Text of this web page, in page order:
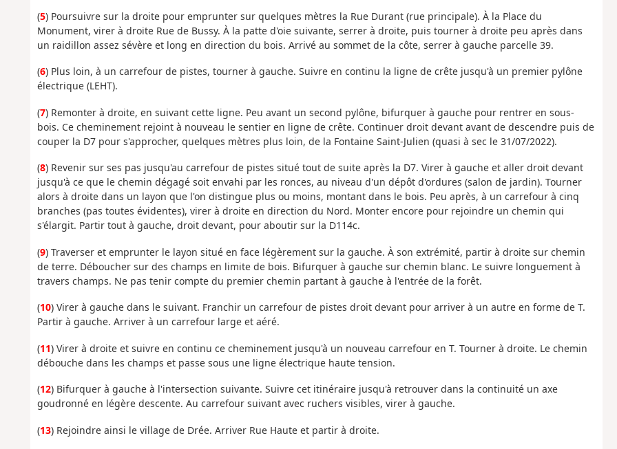
(5) Poursuivre sur la droite pour emprunter sur quelques mètres la Rue Durant (rue principale). À la Place du
Monument, virer à droite Rue de Bussy. À la patte d'oie suivante, serrer à droite, puis tourner à droite peu après dans
un raidillon assez sévère et long en direction du bois. Arrivé au sommet de la côte, serrer à gauche parcelle 39.
(6) Plus loin, à un carrefour de pistes, tourner à gauche. Suivre en continu la ligne de crête jusqu'à un premier pylône
électrique (LEHT).
(7) Remonter à droite, en suivant cette ligne. Peu avant un second pylône, bifurquer à gauche pour rentrer en sous-
bois. Ce cheminement rejoint à nouveau le sentier en ligne de crête. Continuer droit devant avant de descendre puis de
couper la D7 pour s'approcher, quelques mètres plus loin, de la Fontaine Saint-Julien (quasi à sec le 31/07/2022).
(8) Revenir sur ses pas jusqu'au carrefour de pistes situé tout de suite après la D7. Virer à gauche et aller droit devant
jusqu'à ce que le chemin dégagé soit envahi par les ronces, au niveau d'un dépôt d'ordures (salon de jardin). Tourner
alors à droite dans un layon que l'on distingue plus ou moins, montant dans le bois. Peu après, à un carrefour à cinq
branches (pas toutes évidentes), virer à droite en direction du Nord. Monter encore pour rejoindre un chemin qui
s'élargit. Partir tout à gauche, droit devant, pour aboutir sur la D114c.
(9) Traverser et emprunter le layon situé en face légèrement sur la gauche. À son extrémité, partir à droite sur chemin
de terre. Déboucher sur des champs en limite de bois. Bifurquer à gauche sur chemin blanc. Le suivre longuement à
travers champs. Ne pas tenir compte du premier chemin partant à gauche à l'entrée de la forêt.
(10) Virer à gauche dans le suivant. Franchir un carrefour de pistes droit devant pour arriver à un autre en forme de T.
Partir à gauche. Arriver à un carrefour large et aéré.
(11) Virer à droite et suivre en continu ce cheminement jusqu'à un nouveau carrefour en T. Tourner à droite. Le chemin
débouche dans les champs et passe sous une ligne électrique haute tension.
(12) Bifurquer à gauche à l'intersection suivante. Suivre cet itinéraire jusqu'à retrouver dans la continuité un axe
goudronné en légère descente. Au carrefour suivant avec ruchers visibles, virer à gauche.
(13) Rejoindre ainsi le village de Drée. Arriver Rue Haute et partir à droite.